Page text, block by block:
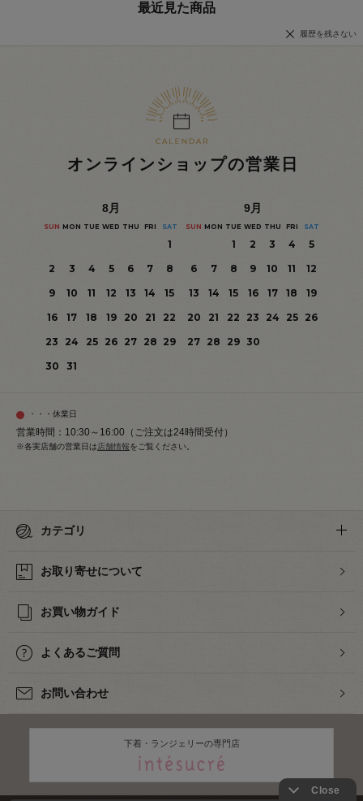
最近見た商品
履歴を残さない
オンラインショップの営業日
8月
SUN MON TUE WED THU FRI SAT
1
2
3 4 5 6 7
8
9
10 11 12 13 14
15
16
17 18 19 20 21
22
23
24 25 26 27 28 29
30
31
9月
SUN MON TUE WED THU FRI SAT
1 2 3 4
5
6
7 8 9 10 11
12
13
14 15 16 17 18
19
20
21 22 23 24 25
26
27 28 29 30
・・・休業日
営業時間：10:30～16:00（ご注文は24時間受付）
※各実店舗の営業日は店舗情報をご覧ください。
カテゴリ
お取り寄せについて
お買い物ガイド
よくあるご質問
お問い合わせ
下着・ランジェリーの専門店